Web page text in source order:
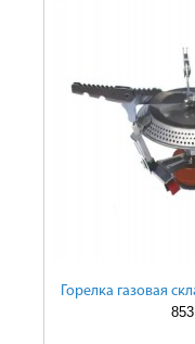
Горелка газовая